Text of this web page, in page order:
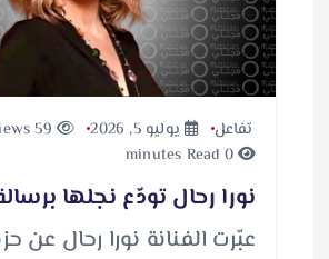
…
تفاعل يوليو 5, 2026
0 minutes Read
نورا رحال تودّع نجلها
عبّرت الفنانة نورا رحال عن